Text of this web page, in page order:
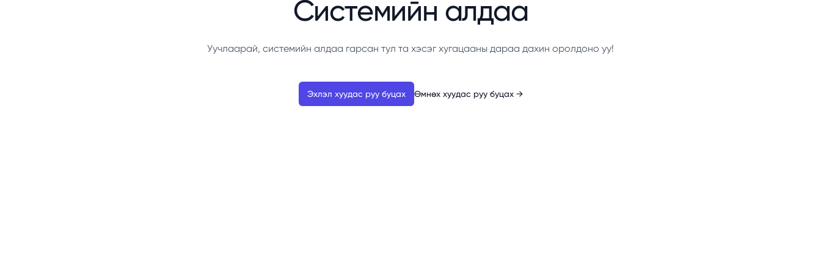
Системийн алдаа
Уучлаарай, системийн алдаа гарсан тул та хэсэг хугацааны дараа дахин оролдоно уу!
Эхлэл хуудас руу буцах Өмнөх хуудас руу буцах →